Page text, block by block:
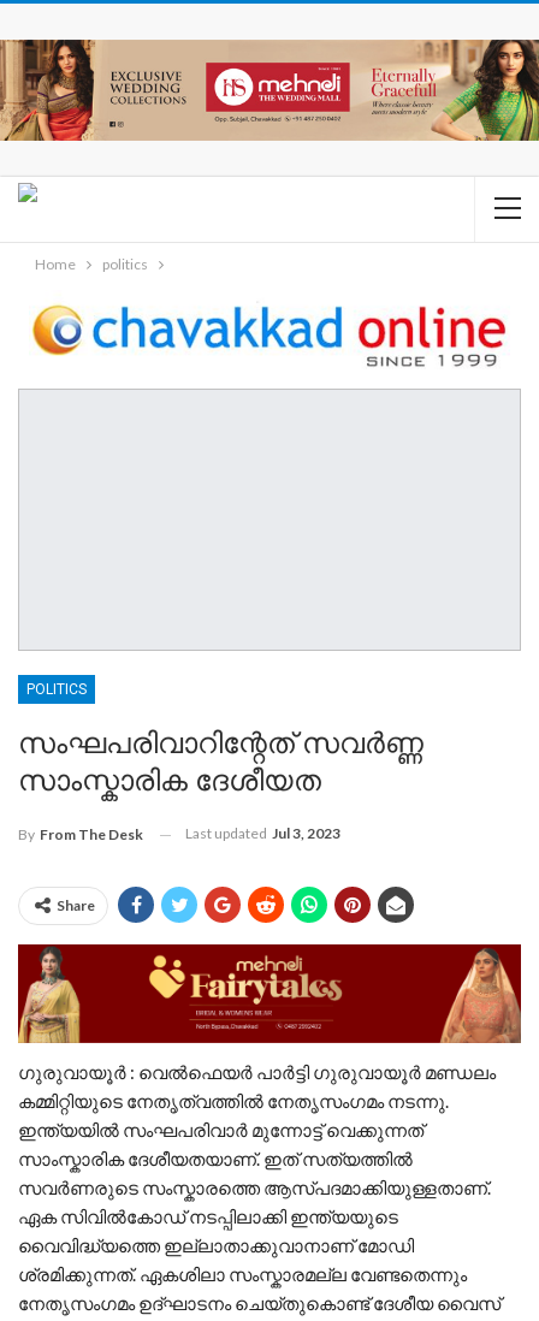
Home politics
POLITICS
സംഘപരിവാറിന്റേത് സവർണ്ണ
സാംസ്കാരിക ദേശീയത
By From The Desk Last updated Jul 3, 2023
Share
ഗുരുവായൂർ : വെൽഫെയർ പാർട്ടി ഗുരുവായൂർ മണ്ഡലം
കമ്മിറ്റിയുടെ നേതൃത്വത്തിൽ നേതൃസംഗമം നടന്നു.
ഇന്ത്യയിൽ സംഘപരിവാർ മുന്നോട്ട് വെക്കുന്നത്
സാംസ്കാരിക ദേശീയതയാണ്. ഇത് സത്യത്തിൽ
സവർണരുടെ സംസ്കാരത്തെ ആസ്പദമാക്കിയുള്ളതാണ്.
ഏക സിവിൽകോഡ് നടപ്പിലാക്കി ഇന്ത്യയുടെ
വൈവിദ്ധ്യത്തെ ഇല്ലാതാക്കുവാനാണ് മോഡി
ശ്രമിക്കുന്നത്. ഏകശിലാ സംസ്കാരമല്ല വേണ്ടതെന്നും
നേതൃസംഗമം ഉദ്ഘാടനം ചെയ്തുകൊണ്ട് ദേശീയ വൈസ്